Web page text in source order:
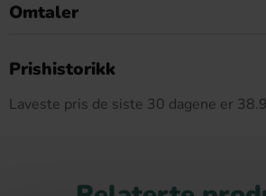
Omtaler
Prishistorikk
Laveste pris de siste 30 dagene er